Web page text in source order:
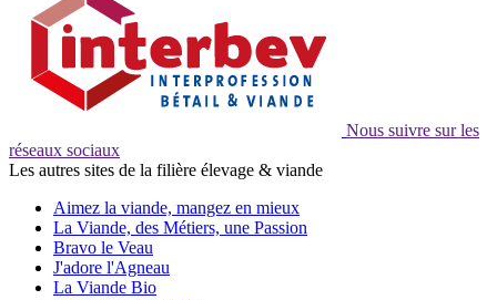
Nous suivre sur les
réseaux sociaux
Les autres sites de la filière élevage & viande
Aimez la viande, mangez en mieux
La Viande, des Métiers, une Passion
Bravo le Veau
J'adore l'Agneau
La Viande Bio